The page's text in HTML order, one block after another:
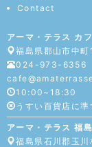
Contact
アーマ・テラス カ
福島県郡山市中
024-973-6356
10:00~18:30
うすい百貨店に準
アーマ・テラス 福
福島県石川郡玉